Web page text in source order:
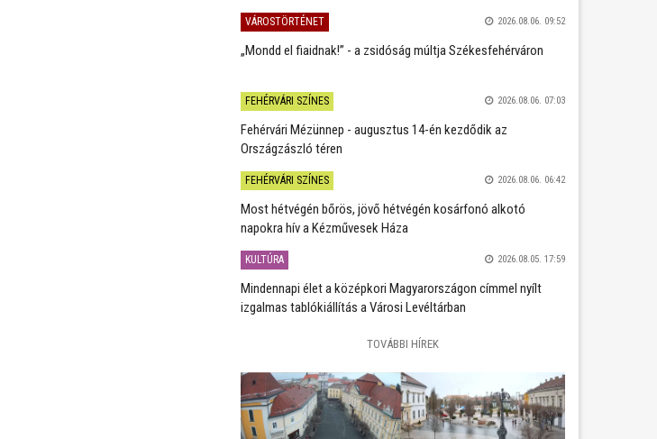
VÁROSTÖRTÉNET 2026.08.06. 09:52
„Mondd el fiaidnak!” - a zsidóság múltja Székesfehérváron
FEHÉRVÁRI SZÍNES 2026.08.06. 07:03
Fehérvári Mézünnep - augusztus 14-én kezdődik az
Országzászló téren
FEHÉRVÁRI SZÍNES 2026.08.06. 06:42
Most hétvégén bőrös, jövő hétvégén kosárfonó alkotó
napokra hív a Kézművesek Háza
KULTÚRA 2026.08.05. 17:59
Mindennapi élet a középkori Magyarországon címmel nyílt
izgalmas tablókiállítás a Városi Levéltárban
TOVÁBBI HÍREK